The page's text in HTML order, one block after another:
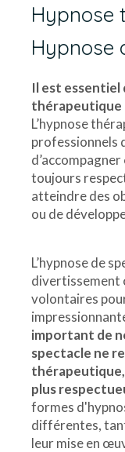
Hypnose
Hypnose
Il est essentiel
thérapeutique
L’hypnose
professionnels
toujours
atteindre des
ou de
L’hypnose de
divertissement
volontaires
important de
spectacle ne
plus
formes
différentes,
leur mise en